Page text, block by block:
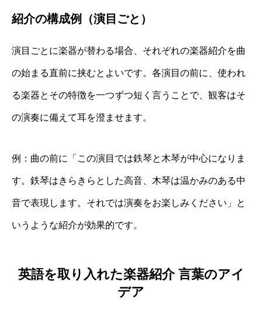
紹介の構成例（演目ごと）
演目ごとに楽器が替わる場合、それぞれの楽器紹介を曲
の始まる直前に挟むとよいです。各演目の前に、使われ
る楽器とその特徴を一つずつ短く言うことで、観客はそ
の演奏に備えて耳を澄ませます。
例：曲の前に「この演目では鉄琴と木琴が中心になりま
す。鉄琴はきらきらとした高音、木琴は温かみのある中
音で表現します。それでは演奏をお楽しみください」と
いうような紹介が効果的です。
英語を取り入れた楽器紹介 言葉のアイ
デア